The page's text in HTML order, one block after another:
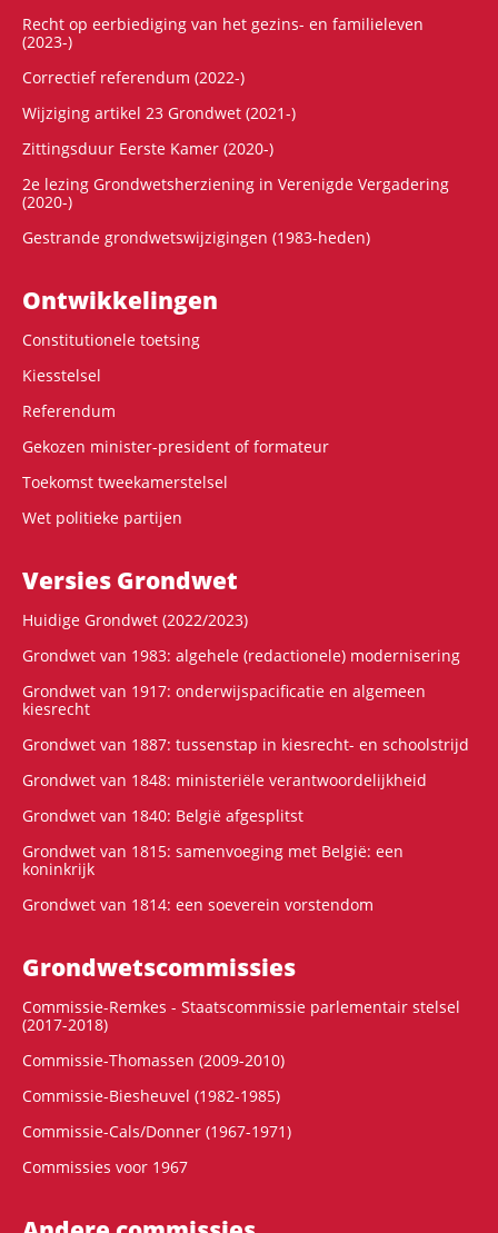
Recht op eerbiediging van het gezins- en familieleven
(2023-)
Correctief referendum (2022-)
Wijziging artikel 23 Grondwet (2021-)
Zittingsduur Eerste Kamer (2020-)
2e lezing Grondwetsherziening in Verenigde Vergadering
(2020-)
Gestrande grondwetswijzigingen (1983-heden)
Ontwikke­lingen
Constitutionele toetsing
Kiesstelsel
Referendum
Gekozen minister-president of formateur
Toekomst tweekamerstelsel
Wet politieke partijen
Versies Grondwet
Huidige Grondwet (2022/2023)
Grondwet van 1983: algehele (redactionele) modernisering
Grondwet van 1917: onderwijspacificatie en algemeen
kiesrecht
Grondwet van 1887: tussenstap in kiesrecht- en schoolstrijd
Grondwet van 1848: ministeriële verantwoordelijkheid
Grondwet van 1840: België afgesplitst
Grondwet van 1815: samenvoeging met België: een
koninkrijk
Grondwet van 1814: een soeverein vorstendom
Grondwets­commissies
Commissie-Remkes - Staatscommissie parlementair stelsel
(2017-2018)
Commissie-Thomassen (2009-2010)
Commissie-Biesheuvel (1982-1985)
Commissie-Cals/Donner (1967-1971)
Commissies voor 1967